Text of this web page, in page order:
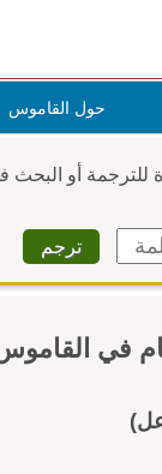
حول القاموس
للترجمة أو
في